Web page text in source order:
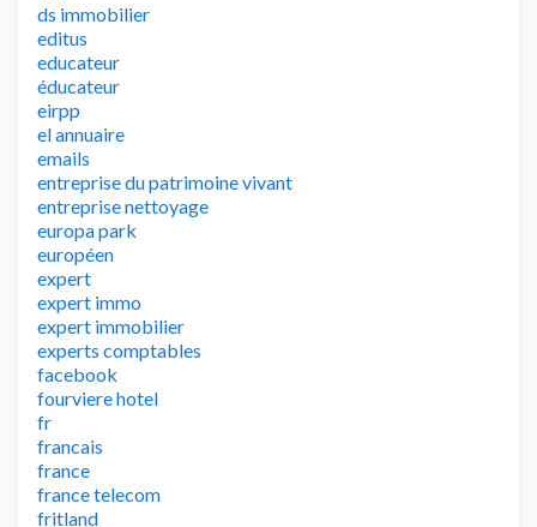
ds immobilier
editus
educateur
éducateur
eirpp
el annuaire
emails
entreprise du patrimoine vivant
entreprise nettoyage
europa park
européen
expert
expert immo
expert immobilier
experts comptables
facebook
fourviere hotel
fr
francais
france
france telecom
fritland